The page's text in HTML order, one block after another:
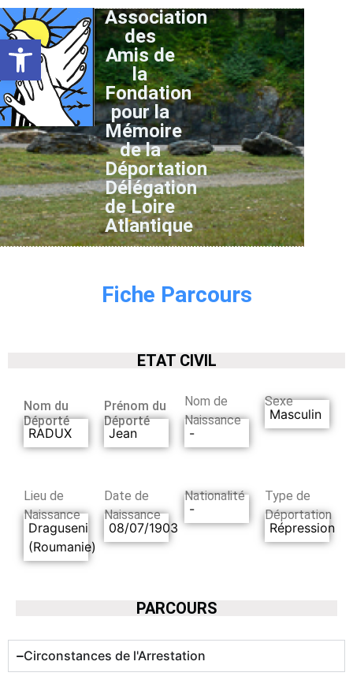
Ouvrir la barre d’outils
Association
des
Amis de
la
Fondation
pour la
Mémoire
de la
Déportation
Délégation
de Loire
Atlantique
Fiche Parcours
ETAT CIVIL
Nom du
Déporté
RADUX
Prénom du
Déporté
Jean
Nom de
Naissance
-
Sexe
Masculin
Lieu de
Naissance
Draguseni
(Roumanie)
Date de
Naissance
08/07/1903
Nationalité
-
Type de
Déportation
Répression
PARCOURS
Circonstances de l'Arrestation